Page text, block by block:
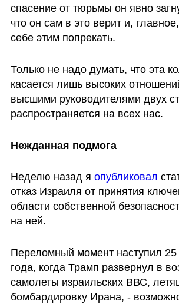
спасение от тюрьмы он явно
что он сам в это верит и,
себе этим попрекать.
Только не надо думать, что эта
касается лишь высоких
высшими руководителями двух
распространяется на всех нас.
Нежданная подмога
Неделю назад я опубликовал
отказ Израиля от принятия
области собственной
на ней.
Переломный момент наступил
года, когда Трамп развернул в
самолеты израильских ВВС,
бомбардировку Ирана, -